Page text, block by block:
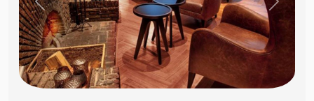
Previous Next